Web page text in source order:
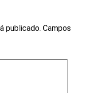
publicado. Campos